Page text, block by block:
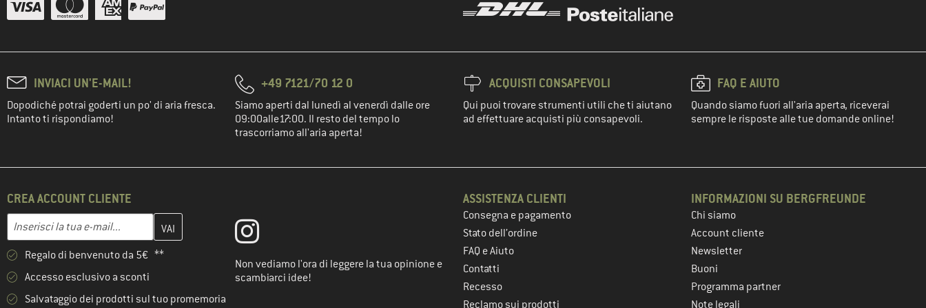
INVIACI UN'E-MAIL!
Dopodiché potrai goderti un po' di aria fresca.
Intanto ti rispondiamo!
+49 7121/70 12 0
Siamo aperti dal lunedì al venerdì dalle ore
09:00alle17:00. Il resto del tempo lo
trascorriamo all'aria aperta!
ACQUISTI CONSAPEVOLI
Qui puoi trovare strumenti utili che ti aiutano
ad effettuare acquisti più consapevoli.
FAQ E AIUTO
Quando siamo fuori all'aria aperta, riceverai
sempre le risposte alle tue domande online!
CREA ACCOUNT CLIENTE
Indirizzo e-mail
Inserisci qui il tuo indirizzo e-mail e crea il tuo account cliente nel passaggio successivo
Regalo di benvenuto da 5€ **
Accesso esclusivo a sconti
Salvataggio dei prodotti sul tuo promemoria
Non vediamo l'ora di leggere la tua opinione e
scambiarci idee!
ASSISTENZA CLIENTI
Consegna e pagamento
Stato dell’ordine
FAQ e Aiuto
Contatti
Recesso
Reclamo sui prodotti
INFORMAZIONI SU BERGFREUNDE
Chi siamo
Account cliente
Newsletter
Buoni
Programma partner
Note legali